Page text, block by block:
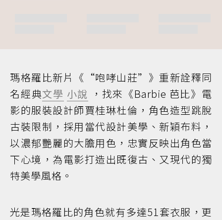
瑪格羅比新片《“咆哮山莊”》重新詮釋同
名經典文學 小說 ，找來《Barbie 芭比》電
影的服裝設計師賈桂琳杜倫，角色造型跳脫
古裝限制，採用當代設計美學、新穎布料，
以濃郁艷麗的大膽用色，忠實反映出角色當
下心境，為電影打造出既復古、又現代的獨
特美學風格。
光是瑪格羅比的角色就有多達51套衣服，更